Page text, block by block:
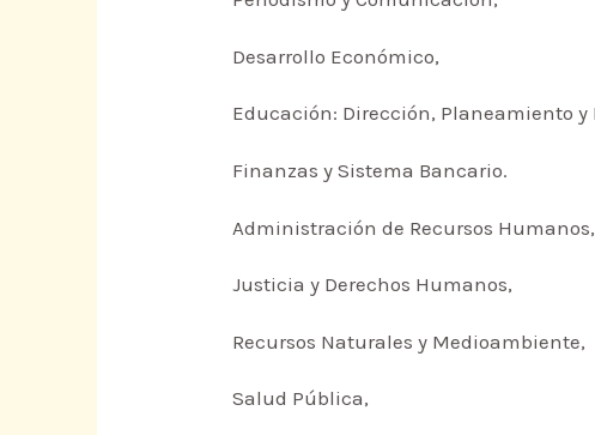
Desarrollo Económico,
Educación: Dirección, Planeamiento y
Finanzas y Sistema Bancario.
Administración de Recursos Humanos,
Justicia y Derechos Humanos,
Recursos Naturales y Medioambiente,
Salud Pública,